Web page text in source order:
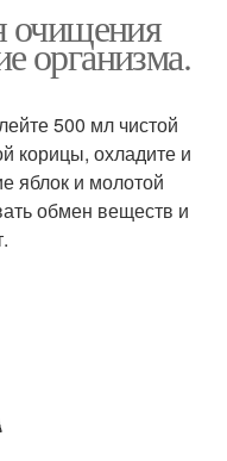
Яблоко с корицей
очищения
организма.
500 мл чистой
корицы, охладите и
яблок и молотой
обмен веществ и